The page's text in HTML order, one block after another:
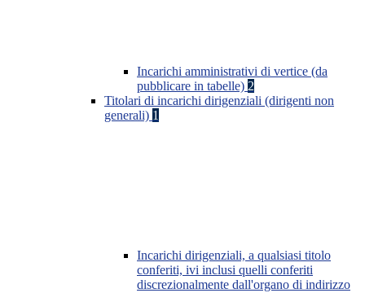
Incarichi amministrativi di vertice (da
pubblicare in tabelle) 2
Titolari di incarichi dirigenziali (dirigenti non
generali) 1
Incarichi dirigenziali, a qualsiasi titolo
conferiti, ivi inclusi quelli conferiti
discrezionalmente dall'organo di indirizzo